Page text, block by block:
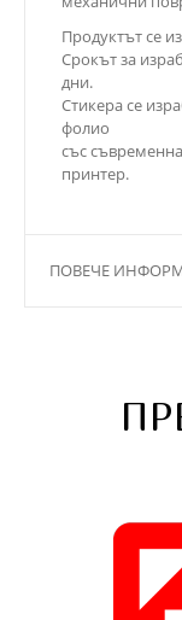
Продуктът се
Срокът за
дни.
Стикера се
фолио
със
принтер.
ПОВЕЧЕ